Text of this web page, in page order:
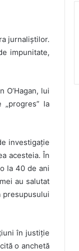
jurnaliștilor.
impunitate,
lui
la
investigație
acesteia. În
la 40 de ani
au salutat
în justiție
o anchetă